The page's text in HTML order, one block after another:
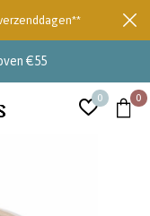
0 0
€55